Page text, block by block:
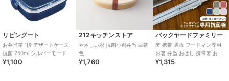
リビングート
お弁当箱 1段 デザートケース
抗菌 250ml シルバーモード
¥1,100
212キッチンストア
やさしい彩 抗菌小判弁当 白茶
色
¥1,760
バックヤードファミリー
箸 携帯 通販 フードマン専用
お箸 弁当 おはし 携帯箸 お弁
当箸 コンパクト 抗菌 21cm 食
¥1,315